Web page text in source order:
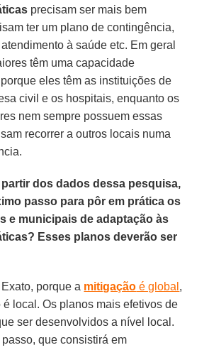
precisam ser mais bem
ter um plano de contingência,
à saúde etc. Em geral
têm uma capacidade
eles têm as instituições de
civil e os hospitais, enquanto os
nem sempre possuem essas
recorrer a outros locais numa
partir dos dados dessa pesquisa,
passo para pôr em prática os
e municipais de adaptação às
Esses planos deverão ser
Exato, porque a mitigação é global ,
é local. Os planos mais efetivos de
ser desenvolvidos a nível local.
que consistirá em